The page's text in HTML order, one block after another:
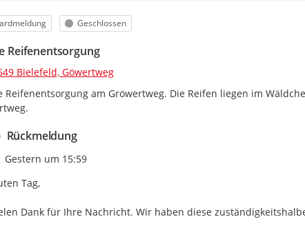
Status
Geschlossen
Reifenentsorgung
Bielefeld, Göwertweg
Reifenentsorgung am Gröwertweg. Die Reifen liegen im
Rückmeldung
Zeitpunkt des Erstellens
Gestern um 15:59
Tag,
Dank für Ihre Nachricht. Wir haben diese